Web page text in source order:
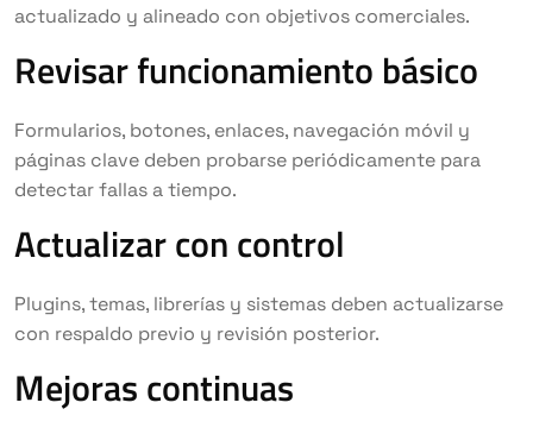
actualizado y alineado con objetivos comerciales.
Revisar funcionamiento básico
Formularios, botones, enlaces, navegación móvil y
páginas clave deben probarse periódicamente para
detectar fallas a tiempo.
Actualizar con control
Plugins, temas, librerías y sistemas deben actualizarse
con respaldo previo y revisión posterior.
Mejoras continuas